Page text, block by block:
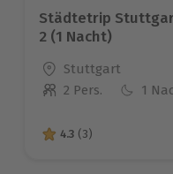
Städtetrip
2 (1 Nacht)
Standort
Stuttgart
Anzahl der
2 Pers. 1
4.3 von 5 Sternen
4.3 (3)